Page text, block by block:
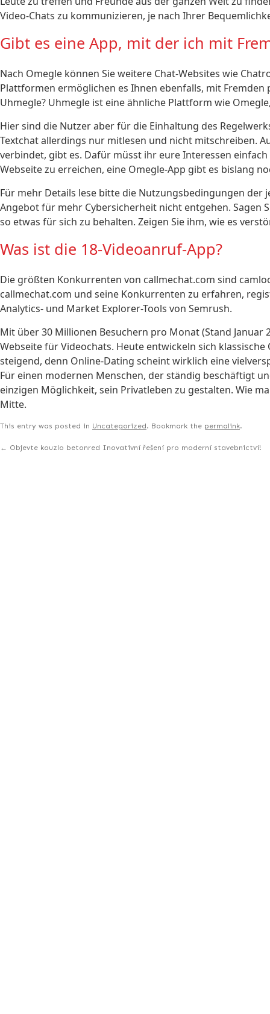
Video-Chats zu kommunizieren, je nach Ihrer
Gibt es eine App, mit der ich mit
Nach Omegle können Sie weitere Chat-Websites wie
Plattformen ermöglichen es Ihnen ebenfalls, mit Fremden
Uhmegle? Uhmegle ist eine ähnliche Plattform wie
Hier sind die Nutzer aber für die Einhaltung des
Textchat allerdings nur mitlesen und nicht mitschreiben.
verbindet, gibt es. Dafür müsst ihr eure Interessen
Webseite zu erreichen, eine Omegle-App gibt es bislang
Für mehr Details lese bitte die Nutzungsbedingungen der
Angebot für mehr Cybersicherheit nicht entgehen. Sagen
so etwas für sich zu behalten. Zeigen Sie ihm, wie es
Was ist die 18-Videoanruf-App?
Die größten Konkurrenten von callmechat.com sind
callmechat.com und seine Konkurrenten zu erfahren,
Analytics- und Market Explorer-Tools von Semrush.
Mit über 30 Millionen Besuchern pro Monat (Stand
Webseite für Videochats. Heute entwickeln sich
steigend, denn Online-Dating scheint wirklich eine
Für einen modernen Menschen, der ständig beschäftigt
einzigen Möglichkeit, sein Privatleben zu gestalten. Wie
Mitte.
This entry was posted in Uncategorized. Bookmark the permalink.
← Objevte kouzlo betonred Inovativní řešení pro moderní stavebnictví!